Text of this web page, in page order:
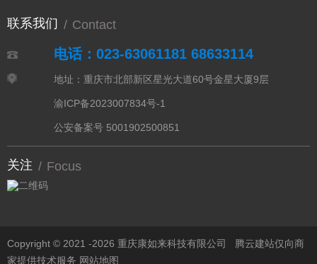
联系我们 / Contact
电话：023-63061181 68633114
地址：重庆市北部新区星光大道60号金星大厦9层
渝ICP备2023007834号-1
公安备案号 5001902500851
关注 / Focus
Copyright © 2021 -2026 重庆康如来科技有限公司
腾云建站仅向商
家提供技术服务 网站地图